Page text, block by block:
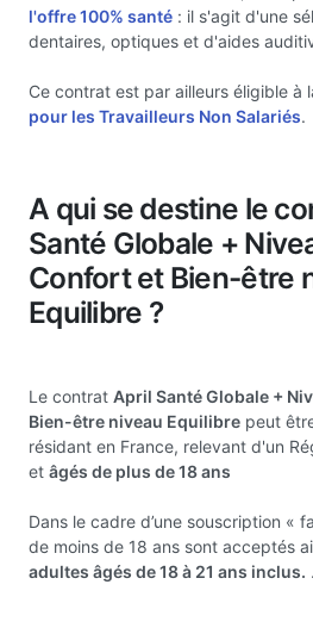
l'offre 100% santé : il s'agit d'une
dentaires, optiques et d'aides
Ce contrat est par ailleurs éligible à
pour les Travailleurs Non Salariés.
A qui se destine le
Santé Globale +
Confort et Bien-être
Equilibre ?
Le contrat April Santé Globale +
Bien-être niveau Equilibre peut
résidant en France, relevant d'un
et âgés de plus de 18 ans
Dans le cadre d’une souscription «
de moins de 18 ans sont acceptés
adultes âgés de 18 à 21 ans inclus. .